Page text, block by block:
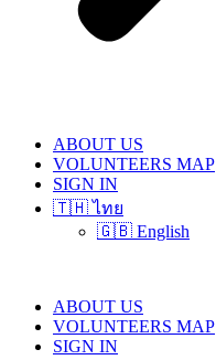
ABOUT US
VOLUNTEERS MAP
SIGN IN
🇹🇭 ไทย
🇬🇧 English
ABOUT US
VOLUNTEERS MAP
SIGN IN